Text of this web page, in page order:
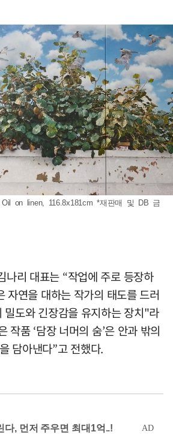
on linen, 116.8x181cm *재판매 및 DB 금
나리 대표는 “작업에 주로 등장하
자연을 대하는 작가의 태도를 드러
밀도와 긴장감을 유지하는 장치"라
작품 ‘담장 너머의 숨’은 안과 밖의
담아낸다”고 전했다.